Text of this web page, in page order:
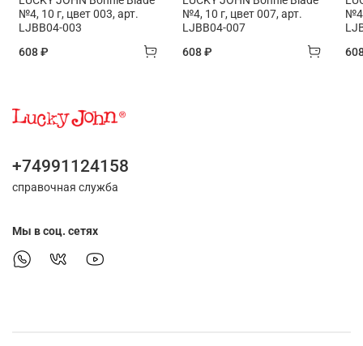
№4, 10 г, цвет 003, арт.
LJBB04-003
608 ₽
№4, 10 г, цвет 007, арт.
LJBB04-007
608 ₽
+74991124158
справочная служба
Мы в соц. сетях